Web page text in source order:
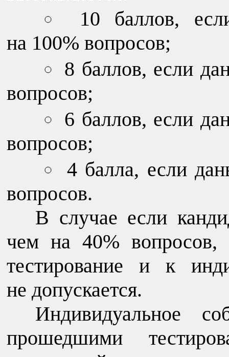
10 баллов,
на 100% вопросов;
8 баллов, если
вопросов;
6 баллов, если
вопросов;
4 балла, если
вопросов.
В случае если
чем на 40% вопросов,
тестирование и к
не допускается.
Индивидуальное
прошедшими